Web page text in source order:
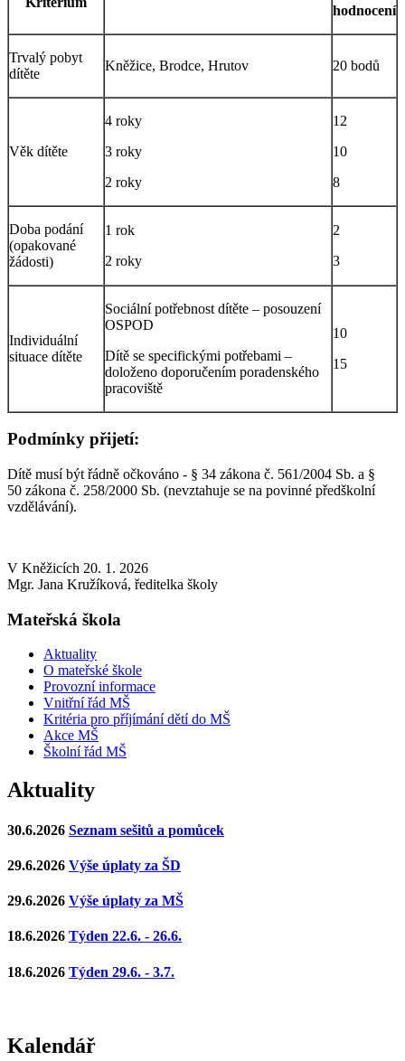
hodnocení
Trvalý pobyt
dítěte
Kněžice, Brodce, Hrutov 20 bodů
Věk dítěte
4 roky
3 roky
2 roky
12
10
8
Doba podání
(opakované
žádosti)
1 rok
2 roky
2
3
Individuální
situace dítěte
Sociální potřebnost dítěte – posouzení
OSPOD
Dítě se specifickými potřebami –
doloženo doporučením poradenského
pracoviště
10
15
Podmínky přijetí:
Dítě musí být řádně očkováno - § 34 zákona č. 561/2004 Sb. a §
50 zákona č. 258/2000 Sb. (nevztahuje se na povinné předškolní
vzdělávání).
V Kněžicích 20. 1. 2026
Mgr. Jana Kružíková, ředitelka školy
Mateřská škola
Aktuality
O mateřské škole
Provozní informace
Vnitřní řád MŠ
Kritéria pro příjímání dětí do MŠ
Akce MŠ
Školní řád MŠ
Aktuality
30.6.2026 Seznam sešitů a pomůcek
29.6.2026 Výše úplaty za ŠD
29.6.2026 Výše úplaty za MŠ
18.6.2026 Týden 22.6. - 26.6.
18.6.2026 Týden 29.6. - 3.7.
Kalendář